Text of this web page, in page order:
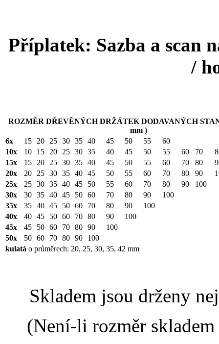
Příplatek: Sazba a scan
/
ROZMĚR DŘEVĚNÝCH DRŽÁTEK DODAVANÝCH
mm )
6x
15 20 25 30 35 40 45 50 55
60
10x
10 15 20 25 30 35 40 45 50 55 60 70
15x
15 20 25 30 35 40 45 50 55 60 70 80
20x
20 25 30 35 40 45 50 55 60 70 80 90
25x
25 30 35 40 45 50 55 60 70 80 90
100
30x
30 35 40 45 50 60 70 80 90
100
35x
35 40 45 50 60 70 80 90
100
40x
40 45 50 60 70 80 90
100
45x
45 50 60 70 80 90
100
50x
50 60 70 80 90
100
kulatá o průměrech: 20, 25, 30, 35, 42 mm
Skladem jsou drženy
(Není-li rozměr